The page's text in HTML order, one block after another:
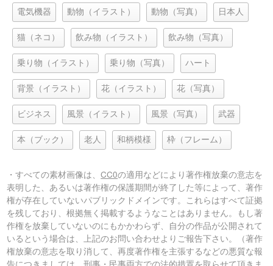
電気機器 動物（イラスト） 動物（写真） 日本人
猫（ネコ） 飲み物（イラスト） 飲み物（写真）
乗り物（イラスト） 乗り物（写真） ハート
背景（イラスト） 花（イラスト） 花（写真）
ビジネス 風景（イラスト） 風景（写真） 武器
本（ブック） 老人 和柄模様 枠（フレーム）
・すべての素材画像は、CC0の適用などにより著作権放棄の意志を
表明した、あるいは著作権の保護期間が終了した等によって、著作
権が存在していないパブリックドメインです。これらはすべて証拠
を残しており、根拠無く掲載するようなことはありません。もし著
作権を放棄していないのにもかかわらず、自分の作品が公開されて
いるという場合は、上記のお問い合わせよりご報告下さい。（著作
権放棄の意志を取り消して、再度著作権を主張するなどの悪質な報
告につきましては、刑事・民事両方での法的措置を取らせて頂きま